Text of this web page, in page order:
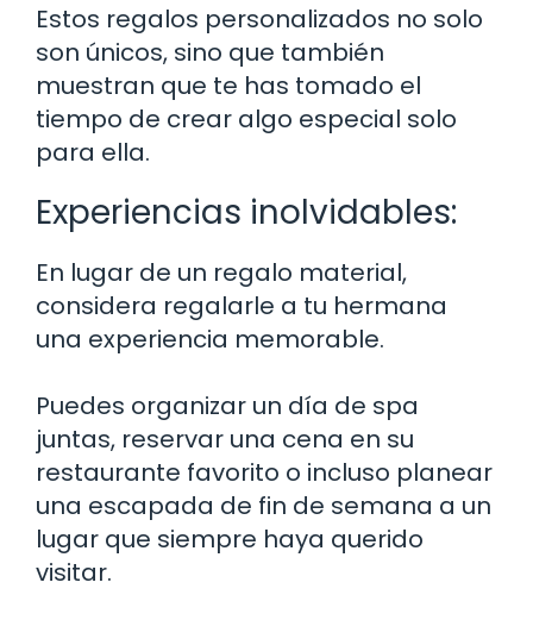
Estos regalos personalizados no solo
son únicos, sino que también
muestran que te has tomado el
tiempo de crear algo especial solo
para ella.
Experiencias inolvidables:
En lugar de un regalo material,
considera regalarle a tu hermana
una experiencia memorable.
Puedes organizar un día de spa
juntas, reservar una cena en su
restaurante favorito o incluso planear
una escapada de fin de semana a un
lugar que siempre haya querido
visitar.